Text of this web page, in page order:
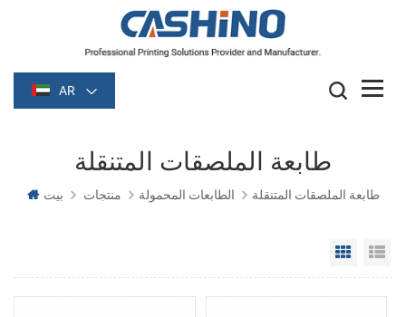
AR
طابعة الملصقات المتنقلة
بيت منتجات الطابعات المحمولة طابعة الملصقات المتنقلة
Grid